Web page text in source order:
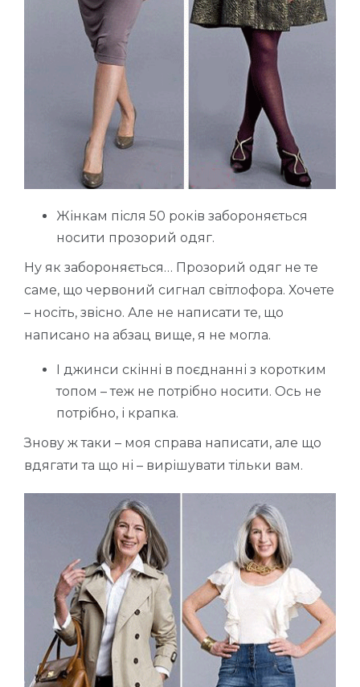
Жінкам після 50 років забороняється
носити прозорий одяг.
Ну як забороняється… Прозорий одяг не те
саме, що червоний сигнал світлофора. Хочете
– носіть, звісно. Але не написати те, що
написано на абзац вище, я не могла.
І джинси скінні в поєднанні з коротким
топом – теж не потрібно носити. Ось не
потрібно, і крапка.
Знову ж таки – моя справа написати, але що
вдягати та що ні – вирішувати тільки вам.